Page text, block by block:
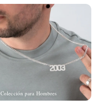
Colección para Hombres